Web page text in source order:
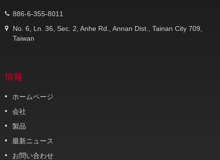
886-6-355-8011
No. 6, Ln. 36, Sec. 2, Anhe Rd., Annan Dist., Tainan City 709,
Taiwan
情報
ホームページ
会社
製品
最新ニュース
お問い合わせ